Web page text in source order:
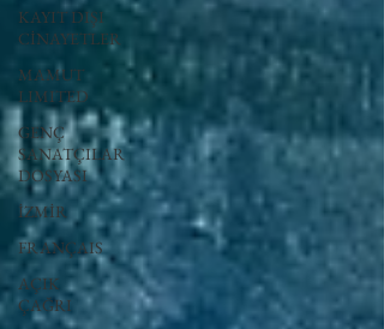
KAYIT DIŞI
CİNAYETLER
MAMUT
LIMITED
GENÇ
SANATÇILAR
DOSYASI
İZMİR
FRANÇAIS
AÇIK
ÇAĞRI